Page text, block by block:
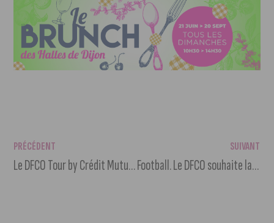
PRÉCÉDENT
Le DFCO Tour by Crédit Mutuel est à Marsannay ce mercredi
SUIVANT
Football. Le DFCO souhaite la création d’une Ligue 3